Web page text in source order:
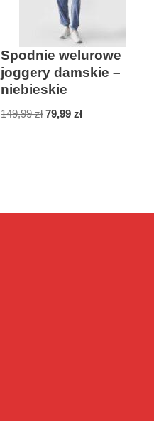
Spodnie welurowe
joggery damskie –
niebieskie
149,99zł 79,99zł